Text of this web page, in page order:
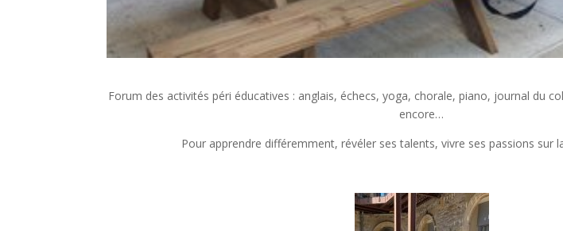
Forum des activités péri éducatives : anglais, échecs, yoga, chorale, piano, journal du
encore…
Pour apprendre différemment, révéler ses talents, vivre ses passions sur